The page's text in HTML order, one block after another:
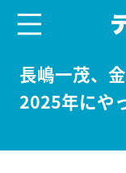
長嶋一茂、
2025年にや